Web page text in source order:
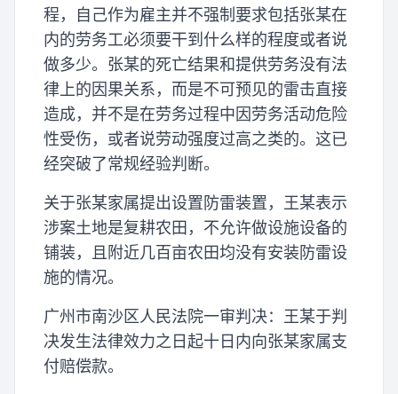
程，自己作为雇主并不强制要求包括张某在
内的劳务工必须要干到什么样的程度或者说
做多少。张某的死亡结果和提供劳务没有法
律上的因果关系，而是不可预见的雷击直接
造成，并不是在劳务过程中因劳务活动危险
性受伤，或者说劳动强度过高之类的。这已
经突破了常规经验判断。
关于张某家属提出设置防雷装置，王某表示
涉案土地是复耕农田，不允许做设施设备的
铺装，且附近几百亩农田均没有安装防雷设
施的情况。
广州市南沙区人民法院一审判决：王某于判
决发生法律效力之日起十日内向张某家属支
付赔偿款。